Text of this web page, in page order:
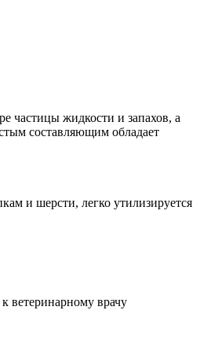
частицы жидкости и запахов, а
составляющим обладает
и шерсти, легко утилизируется
ветеринарному врачу